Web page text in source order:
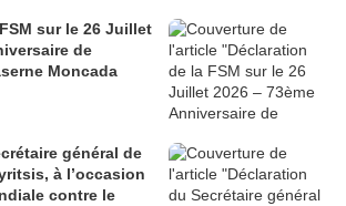
sur le 26 Juillet
de
Moncada
général de
à l’occasion
contre le